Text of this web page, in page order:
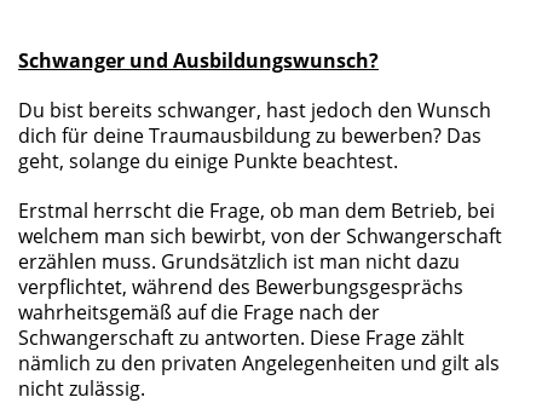
Schwanger und Ausbildungswunsch?
Du bist bereits schwanger, hast jedoch den Wunsch
dich für deine Traumausbildung zu bewerben? Das
geht, solange du einige Punkte beachtest.
Erstmal herrscht die Frage, ob man dem Betrieb, bei
welchem man sich bewirbt, von der Schwangerschaft
erzählen muss. Grundsätzlich ist man nicht dazu
verpflichtet, während des Bewerbungsgesprächs
wahrheitsgemäß auf die Frage nach der
Schwangerschaft zu antworten. Diese Frage zählt
nämlich zu den privaten Angelegenheiten und gilt als
nicht zulässig.